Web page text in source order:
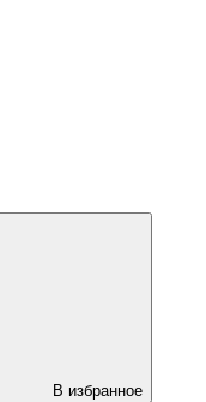
В избранное